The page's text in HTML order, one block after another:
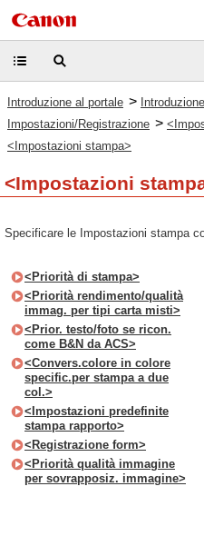
Introduzione al portale >
Impostazioni/Registrazione >
<Impostazioni stampa>
<Impostazioni
Specificare le Impostazioni stampa
<Priorità di stampa>
<Priorità rendimento/qualità
immag. per tipi carta misti>
<Prior. testo/foto se ricon.
come B&N da ACS>
<Convers.colore in colore
specific.per stampa a due
col.>
<Impostazioni predefinite
stampa rapporto>
<Registrazione form>
<Priorità qualità immagine
per sovrapposiz. immagine>